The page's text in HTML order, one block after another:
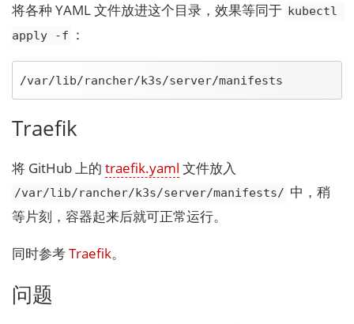
将各种 YAML 文件放进这个目录，效果等同于 kubectl
apply -f
：
/var/lib/rancher/k3s/server/manifests
Traefik
将 GitHub 上的 traefik.yaml 文件放入
/var/lib/rancher/k3s/server/manifests/ 中，稍
等片刻，容器起来后就可正常运行。
同时参考Traefik。
问题